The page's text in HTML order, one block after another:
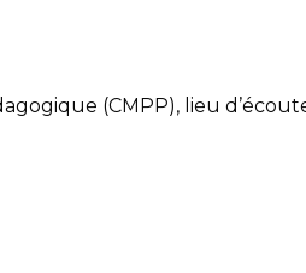
(CMPP), lieu